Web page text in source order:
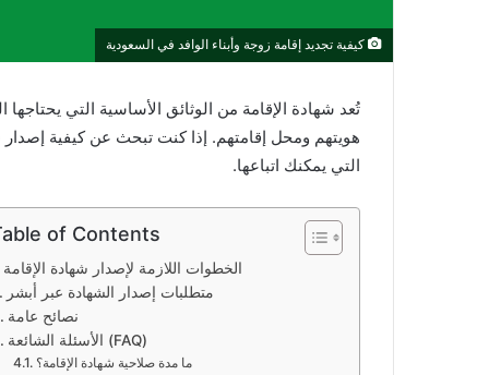
كيفية تجديد إقامة زوجة وأبناء الوافد في السعودية
تُعد شهادة الإقامة من الوثائق الأساسية التي
هويتهم ومحل إقامتهم. إذا كنت تبحث عن كيفية
التي يمكنك اتباعها.
of Contents
الخطوات اللازمة لإصدار شهادة الإقامة
متطلبات إصدار الشهادة عبر أبشر
نصائح عامة
الأسئلة الشائعة (FAQ)
ما مدة صلاحية شهادة الإقامة؟